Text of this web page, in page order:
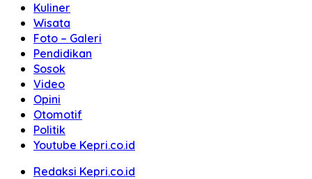
Kuliner
Wisata
Foto – Galeri
Pendidikan
Sosok
Video
Opini
Otomotif
Politik
Youtube Kepri.co.id
Redaksi Kepri.co.id